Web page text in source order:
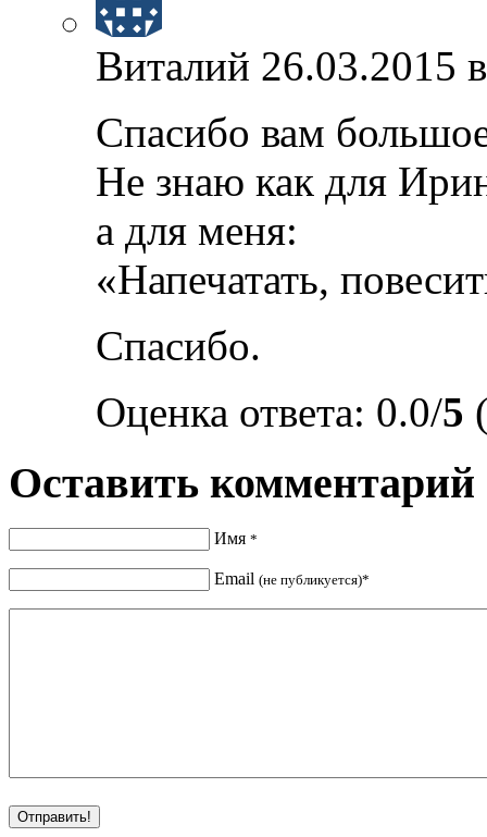
Виталий 26.03.2015
Спасибо вам
Не знаю как для
а для меня:
«Напечатать,
Спасибо.
Оценка ответа: 0.0/5
Оставить комментарий
Имя *
Email (не публикуется)*